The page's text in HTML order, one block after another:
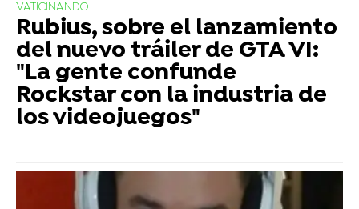
VATICINANDO
Rubius, sobre el lanzamiento
del nuevo tráiler de GTA VI:
"La gente confunde
Rockstar con la industria de
los videojuegos"